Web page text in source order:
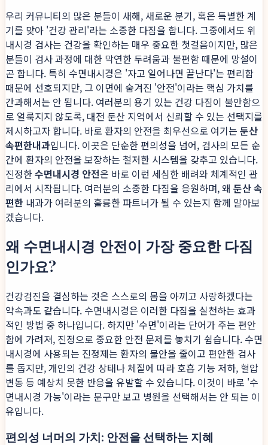
우리 커뮤니티의 많은 분들이 새해, 새로운 분기, 혹은 특별한 계
기를 맞아 '건강 관리'라는 소중한 다짐을 합니다. 그중에서도 위
내시경 검사는 건강을 확인하는 매우 중요한 첫걸음이지만, 많은
분들이 검사 과정에 대한 막연한 두려움과 불편함 때문에 망설이
곤 합니다. 특히 수면내시경은 '자고 일어나면 끝난다'는 편리함
때문에 선호되지만, 그 이면에 숨겨진 '안전'이라는 핵심 가치를
간과해서는 안 됩니다. 여러분의 용기 있는 건강 다짐이 불안함으
로 얼룩지지 않도록, 대전 둔산 지역에서 신뢰할 수 있는 선택지를
제시하고자 합니다. 바로 환자의 안전을 최우선으로 여기는 둔산
속편한내과입니다. 이곳은 단순한 편의성을 넘어, 검사의 모든 순
간에 환자의 안전을 보장하는 철저한 시스템을 갖추고 있습니다.
진정한수면내시경 안전은 바로 이런 세심한 배려와 체계적인 관
리에서 시작됩니다. 여러분의 소중한 다짐을 응원하며, 왜 둔산 속
편한 내과가 여러분의 훌륭한 파트너가 될 수 있는지 함께 알아보
겠습니다.
왜 수면내시경 안전이 가장 중요한 다짐
인가요?
건강검진을 결심하는 것은 스스로의 몸을 아끼고 사랑하겠다는
약속과도 같습니다. 수면내시경은 이러한 다짐을 실천하는 효과
적인 방법 중 하나입니다. 하지만 '수면'이라는 단어가 주는 편안
함에 가려져, 진정으로 중요한 안전 문제를 놓치기 쉽습니다. 수면
내시경에 사용되는 진정제는 환자의 불안을 줄이고 편안한 검사
를 돕지만, 개인의 건강 상태나 체질에 따라 호흡 기능 저하, 혈압
변동 등 예상치 못한 반응을 유발할 수 있습니다. 이것이 바로 '수
면내시경 가능'이라는 문구만 보고 병원을 선택해서는 안 되는 이
유입니다.
편의성 너머의 가치: 안전을 선택하는 지혜